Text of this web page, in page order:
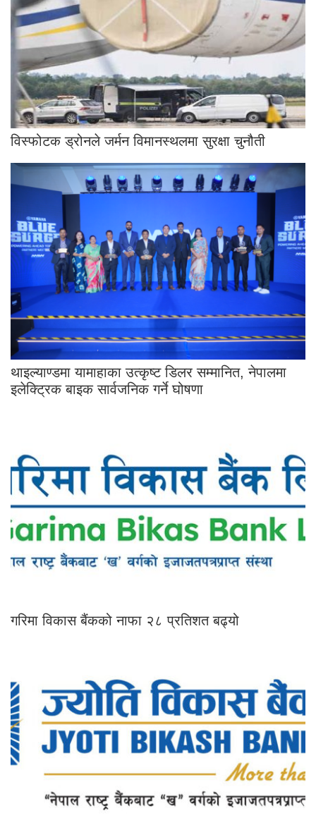
विस्फोटक ड्रोनले जर्मन विमानस्थलमा सुरक्षा चुनौती
थाइल्याण्डमा यामाहाका उत्कृष्ट डिलर सम्मानित, नेपालमा
इलेक्ट्रिक बाइक सार्वजनिक गर्ने घोषणा
गरिमा विकास बैंकको नाफा २८ प्रतिशत बढ्यो